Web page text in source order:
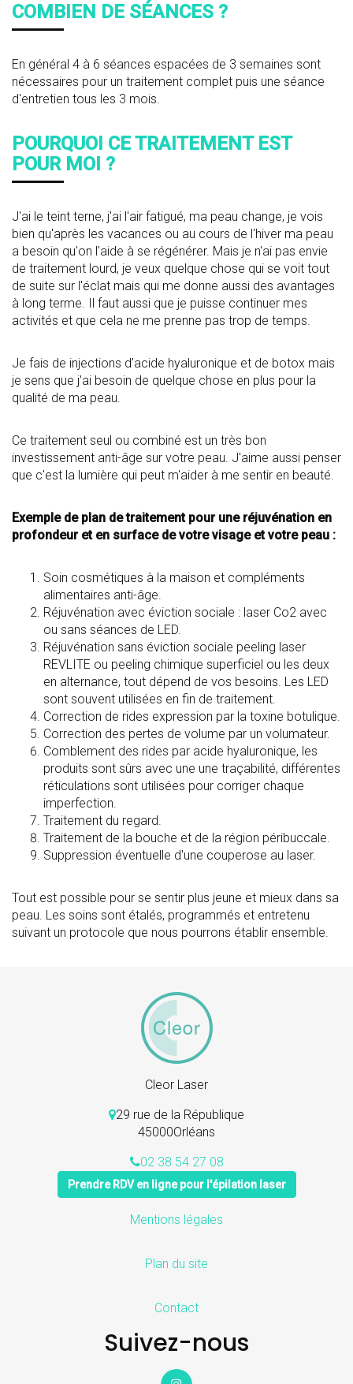
COMBIEN DE SÉANCES ?
En général 4 à 6 séances espacées de 3 semaines sont
nécessaires pour un traitement complet puis une séance
d'entretien tous les 3 mois.
POURQUOI CE TRAITEMENT EST
POUR MOI ?
J'ai le teint terne, j'ai l'air fatigué, ma peau change, je vois
bien qu'après les vacances ou au cours de l'hiver ma peau
a besoin qu'on l'aide à se régénérer. Mais je n'ai pas envie
de traitement lourd, je veux quelque chose qui se voit tout
de suite sur l'éclat mais qui me donne aussi des avantages
à long terme. Il faut aussi que je puisse continuer mes
activités et que cela ne me prenne pas trop de temps.
Je fais de injections d'acide hyaluronique et de botox mais
je sens que j'ai besoin de quelque chose en plus pour la
qualité de ma peau.
Ce traitement seul ou combiné est un très bon
investissement anti-âge sur votre peau. J'aime aussi penser
que c'est la lumière qui peut m'aider à me sentir en beauté.
Exemple de plan de traitement pour une réjuvénation en
profondeur et en surface de votre visage et votre peau :
Soin cosmétiques à la maison et compléments
alimentaires anti-âge.
Réjuvénation avec éviction sociale : laser Co2 avec
ou sans séances de LED.
Réjuvénation sans éviction sociale peeling laser
REVLITE ou peeling chimique superficiel ou les deux
en alternance, tout dépend de vos besoins. Les LED
sont souvent utilisées en fin de traitement.
Correction de rides expression par la toxine botulique.
Correction des pertes de volume par un volumateur.
Comblement des rides par acide hyaluronique, les
produits sont sûrs avec une une traçabilité, différentes
réticulations sont utilisées pour corriger chaque
imperfection.
Traitement du regard.
Traitement de la bouche et de la région péribuccale.
Suppression éventuelle d'une couperose au laser.
Tout est possible pour se sentir plus jeune et mieux dans sa
peau. Les soins sont étalés, programmés et entretenu
suivant un protocole que nous pourrons établir ensemble.
Cleor Laser
29 rue de la République
45000Orléans
02 38 54 27 08
Prendre RDV en ligne pour l'épilation laser
NavigationMentions légales
Plan du site
Contact
Suivez-nous